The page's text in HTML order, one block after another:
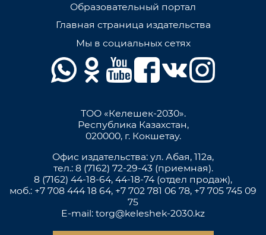
Образовательный портал
Главная страница издательства
Мы в социальных сетях
ТОО «Келешек-2030».
Республика Казахстан,
020000, г. Кокшетау.
Офис издательства: ул. Абая, 112а,
тел.: 8 (7162) 72-29-43 (приемная).
8 (7162) 44-18-64, 44-18-74 (отдел продаж),
моб.: +7 708 444 18 64, +7 702 781 06 78, +7 705 745 09
75
E-mail: torg@keleshek-2030.kz